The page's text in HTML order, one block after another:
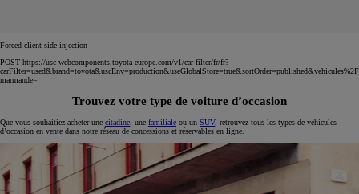
Forced client side injection
POST https://usc-webcomponents.toyota-europe.com/v1/car-filter/fr/fr?
marmande=
Trouvez votre type de voiture d’occasion
Que vous souhaitiez acheter une citadine , une familiale ou un SUV, retrouvez tous les types de véhicules
d’occasion en vente dans notre réseau de concessions et réservables en ligne.